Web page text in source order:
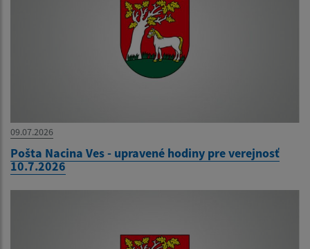
09.07.2026
Pošta Nacina Ves - upravené hodiny pre verejnosť
10.7.2026